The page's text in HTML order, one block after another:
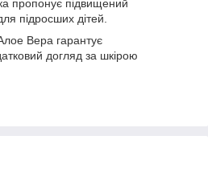
пропонує підвищений
підросших дітей.
Вера гарантує
догляд за шкірою